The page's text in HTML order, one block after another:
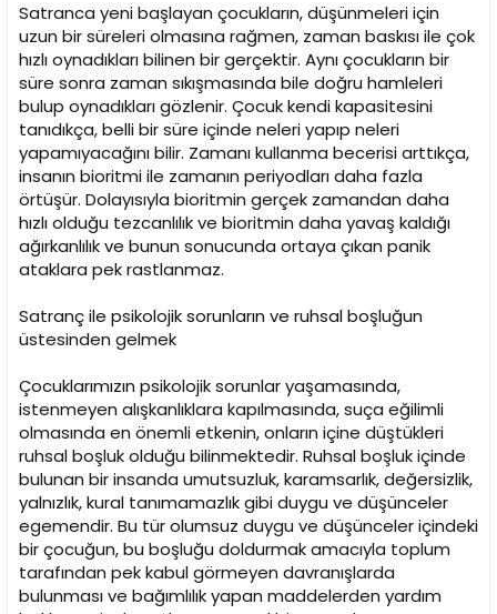
Satranca yeni başlayan çocukların, düşünmeleri için
uzun bir süreleri olmasına rağmen, zaman baskısı ile çok
hızlı oynadıkları bilinen bir gerçektir. Aynı çocukların bir
süre sonra zaman sıkışmasında bile doğru hamleleri
bulup oynadıkları gözlenir. Çocuk kendi kapasitesini
tanıdıkça, belli bir süre içinde neleri yapıp neleri
yapamıyacağını bilir. Zamanı kullanma becerisi arttıkça,
insanın bioritmi ile zamanın periyodları daha fazla
örtüşür. Dolayısıyla bioritmin gerçek zamandan daha
hızlı olduğu tezcanlılık ve bioritmin daha yavaş kaldığı
ağırkanlılık ve bunun sonucunda ortaya çıkan panik
ataklara pek rastlanmaz.
Satranç ile psikolojik sorunların ve ruhsal boşluğun
üstesinden gelmek
Çocuklarımızın psikolojik sorunlar yaşamasında,
istenmeyen alışkanlıklara kapılmasında, suça eğilimli
olmasında en önemli etkenin, onların içine düştükleri
ruhsal boşluk olduğu bilinmektedir. Ruhsal boşluk içinde
bulunan bir insanda umutsuzluk, karamsarlık, değersizlik,
yalnızlık, kural tanımamazlık gibi duygu ve düşünceler
egemendir. Bu tür olumsuz duygu ve düşünceler içindeki
bir çocuğun, bu boşluğu doldurmak amacıyla toplum
tarafından pek kabul görmeyen davranışlarda
bulunması ve bağımlılık yapan maddelerden yardım